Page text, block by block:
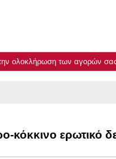
ολοκλήρωση των αγορών
κόκκινο ερωτικό